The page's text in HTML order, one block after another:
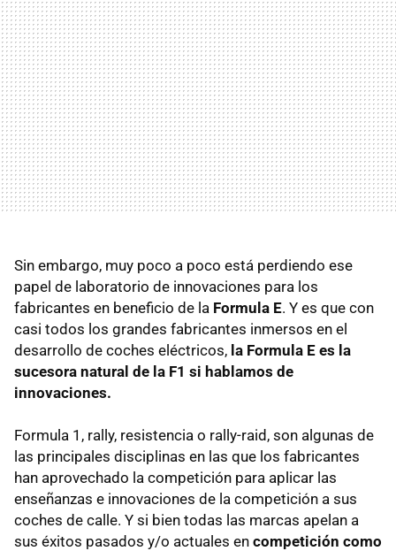
Sin embargo, muy poco a poco está perdiendo ese
papel de laboratorio de innovaciones para los
fabricantes en beneficio de la Formula E. Y es que con
casi todos los grandes fabricantes inmersos en el
desarrollo de coches eléctricos, la Formula E es la
sucesora natural de la F1 si hablamos de
innovaciones.
Formula 1, rally, resistencia o rally-raid, son algunas de
las principales disciplinas en las que los fabricantes
han aprovechado la competición para aplicar las
enseñanzas e innovaciones de la competición a sus
coches de calle. Y si bien todas las marcas apelan a
sus éxitos pasados y/o actuales en competición como